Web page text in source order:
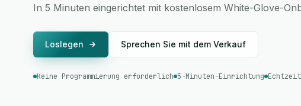
In 5 Minuten eingerichtet mit kostenlosem White-Glove-
Loslegen Sprechen Sie mit dem Verkauf
Keine Programmierung erforderlich 5-Minuten-Einrichtung